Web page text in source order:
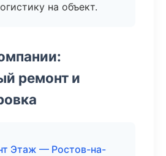
на объект.
ремонт и
Этаж — Ростов-на-